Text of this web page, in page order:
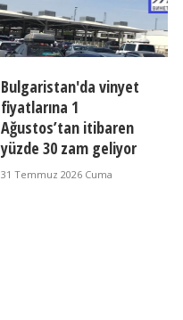
Bulgaristan'da vinyet
fiyatlarına 1
Ağustos’tan itibaren
yüzde 30 zam geliyor
31 Temmuz 2026 Cuma